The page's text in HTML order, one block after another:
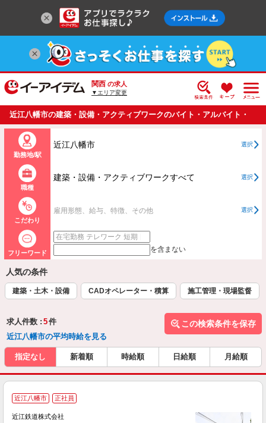
関西 の求人
▼エリア変更
近江八幡市の建築・設備・アクティブワークのバイト・アルバイト・
パートの求人情報一覧
勤務地/駅
近江八幡市 選択
職種
建築・設備・アクティブワークすべて 選択
こだわり
雇用形態、給与、特徴、その他 選択
フリーワード を含まない
人気の条件
建築・土木・設備 CADオペレーター・積算 施工管理・現場監督
求人件数 : 5件
近江八幡市の平均時給を見る
この検索条件を保存
指定なし 新着順 時給順 日給順 月給順
近江八幡市 正社員
近江鉄道株式会社